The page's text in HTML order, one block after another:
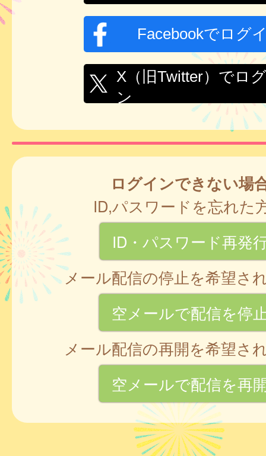
Facebookでログ
X（旧Twitter）でロ
ン
ログインできない場
ID,パスワードを忘れた
ID・パスワード再発
メール配信の停止を希望さ
空メールで配信を停
メール配信の再開を希望さ
空メールで配信を再